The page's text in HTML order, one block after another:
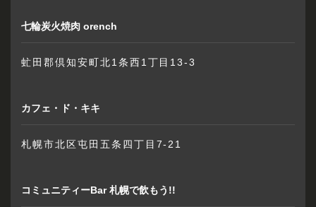
七輪炭火焼肉 orench
虻田郡倶知安町北1条西1丁目13-3
カフェ・ド・キキ
札幌市北区屯田五条四丁目7-21
コミュニティーBar 札幌で飲もう!!